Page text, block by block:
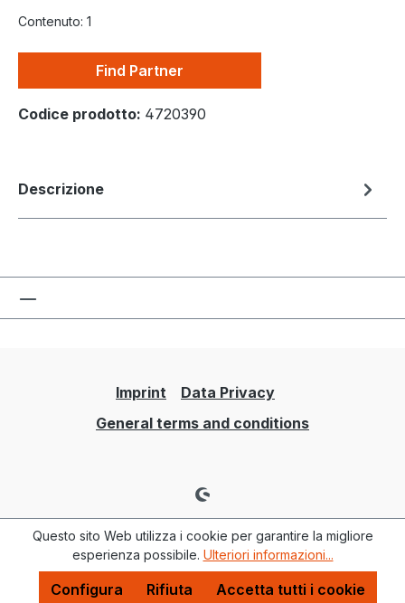
Contenuto: 1
Find Partner
Codice prodotto: 4720390
Descrizione
Imprint
Data Privacy
General terms and conditions
Questo sito Web utilizza i cookie per garantire la migliore
esperienza possibile. Ulteriori informazioni...
Rifiuta
Configura Accetta tutti i cookie